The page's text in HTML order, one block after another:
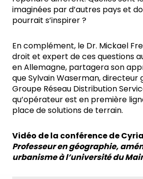
imaginées par d’autres pays et
pourrait s’inspirer ?
En complément, le Dr. Mickael
droit et expert de ces questions
en Allemagne, partagera son
que Sylvain Waserman, directeur
Groupe Réseau Distribution
qu’opérateur est en première
place de solutions de terrain.
Vidéo de la conférence de
Professeur en géographie,
urbanisme à l’université du